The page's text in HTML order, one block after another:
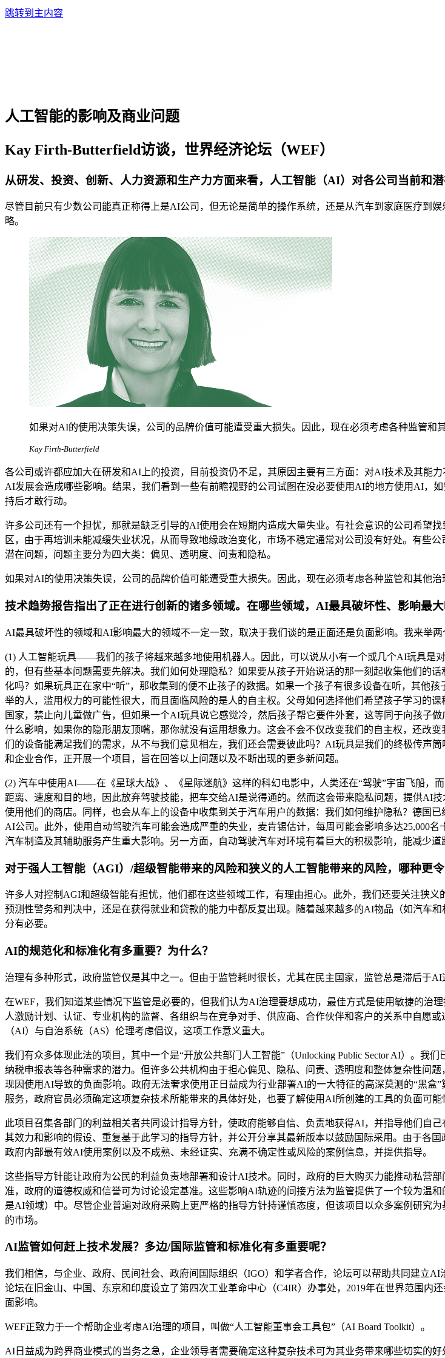
跳转到主内容
人工智能的影响及商业问题
Kay Firth-Butterfield访谈，世界经济论坛（WEF）
从研发、投资、创新、人力资源和生产力方面来看，人工智能（AI）对各公司当前和潜
尽管目前只有少数公司能真正称得上是AI公司，但无论是简单的操作系统，还是从汽车到家庭医疗到
略。
如果对AI的使用决策失误，公司的品牌价值可能遭受重大损失。因此，现在必须考虑各种监管和
Kay Firth-Butterfield
各公司或许都应加大在研发和AI上的投资，目前投资仍不足，其原因主要有三方面：对AI技术及其能
AI发展会造成哪些影响。结果，我们看到一些有前瞻视野的公司试图在没必要使用AI的地方使用AI，
持后才敢行动。
许多公司还有一个担忧，那就是缺乏引导的AI使用会在短期内造成大量失业。有社会意识的公司希望
区，由于再培训未能减缓失业状况，从而导致地缘政治变化，市场不稳定通常对公司没有好处。有些
潜在问题，问题主要分为四大类：偏见、透明度、问责和隐私。
如果对AI的使用决策失误，公司的品牌价值可能遭受重大损失。因此，现在必须考虑各种监管和其他
技术趋势报告指出了正在进行创新的诸多领域。在哪些领域，AI最具破坏性、影响最大
AI最具破坏性的领域和AI影响最大的领域不一定一致，取决于我们谈的是正面还是负面影响。我来举两
(1) 人工智能玩具——我们的孩子将越来越多地使用机器人。因此，可以说从小有一个或几个AI玩具是
的，但有些基本问题需要先解决。我们如何处理隐私？如果要从孩子开始说话的那一刻起收集他们的
化吗？如果玩具正在家中“听”，那收集到的便不止孩子的数据。如果一个孩子有很多设备在听，其他
举的人，滥用权力的可能性很大，而且面临风险的是人的自主权。父母如何选择他们希望孩子学习的
国家，禁止向儿童做广告，但如果一个AI玩具说它感觉冷，然后孩子帮它要件外套，这等同于向孩子
什么影响，如果你的隐形朋友顶嘴，那你就没有运用想象力。这会不会不仅改变我们的自主权，还改
们的设备能满足我们的需求，从不与我们意见相左，我们还会需要彼此吗？AI玩具是我们的终极传声
和企业合作，正开展一个项目，旨在回答以上问题以及不断出现的更多新问题。
(2) 汽车中使用AI——在《星球大战》、《星际迷航》这样的科幻电影中，人类还在“驾驶”宇宙飞船，
距离、速度和目的地，因此放弃驾驶技能，把车交给AI是说得通的。然而这会带来隐私问题，提供AI
使用他们的商店。同样，也会从车上的设备中收集到关于汽车用户的数据：我们如何维护隐私？德国
AI公司。此外，使用自动驾驶汽车可能会造成严重的失业，麦肯锡估计，每周可能会影响多达25,000
汽车制造及其辅助服务产生重大影响。另一方面，自动驾驶汽车对环境有着巨大的积极影响，能减少道
对于强人工智能（AGI）/超级智能带来的风险和狭义的人工智能带来的风险，哪种更令
许多人对控制AGI和超级智能有担忧，他们都在这些领域工作，有理由担心。此外，我们还要关注狭
预测性警务和判决中，还是在获得就业和贷款的能力中都反复出现。随着越来越多的AI物品（如汽车
分有必要。
AI的规范化和标准化有多重要？为什么？
治理有多种形式，政府监管仅是其中之一。但由于监管耗时很长，尤其在民主国家，监管总是滞后于AI
在WEF，我们知道某些情况下监管是必要的，但我们认为AI治理要想成功，最佳方式是使用敏捷的治
人激励计划、认证、专业机构的监督、各组织与在竞争对手、供应商、合作伙伴和客户的关系中自愿
（AI）与自治系统（AS）伦理考虑倡议，这项工作意义重大。
我们有众多体现此法的项目，其中一个是“开放公共部门人工智能”（Unlocking Public Sector AI）。
纳税申报表等各种需求的潜力。但许多公共机构由于担心偏见、隐私、问责、透明度和整体复杂性问
现因使用AI导致的负面影响。政府无法奢求使用正日益成为行业部署AI的一大特征的高深莫测的“黑
服务，政府官员必须确定这项复杂技术所能带来的具体好处，也要了解使用AI所创建的工具的负面可能
此项目召集各部门的利益相关者共同设计指导方针，使政府能够自信、负责地获得AI，并指导他们自
其效力和影响的假设、重复基于此学习的指导方针，并公开分享其最新版本以鼓励国际采用。由于各
政府内部最有效AI使用案例以及不成熟、未经证实、充满不确定性或风险的案例信息，并提供指导。
这些指导方针能让政府为公民的利益负责地部署和设计AI技术。同时，政府的巨大购买力能推动私营
准，政府的道德权威和信誉可为讨论设定基准。这些影响AI轨迹的间接方法为监管提供了一个较为温
是AI领域）中。尽管企业普遍对政府采购上更严格的指导方针持谨慎态度，但该项目以众多案例研究
的市场。
AI监管如何赶上技术发展？多边/国际监管和标准化有多重要呢？
我们相信，与企业、政府、民间社会、政府间国际组织（IGO）和学者合作，论坛可以帮助共同建立
论坛在旧金山、中国、东京和印度设立了第四次工业革命中心（C4IR）办事处，2019年在世界范围
面影响。
WEF正致力于一个帮助企业考虑AI治理的项目，叫做“人工智能董事会工具包”（AI Board Toolkit）。
AI日益成为跨界商业模式的当务之急，企业领导者需要确定这种复杂技术可为其业务带来哪些切实的